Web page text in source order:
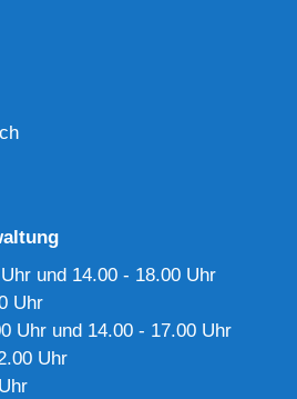
ch
und 14.00 - 18.00 Uhr
Uhr
Uhr und 14.00 - 17.00 Uhr
Uhr